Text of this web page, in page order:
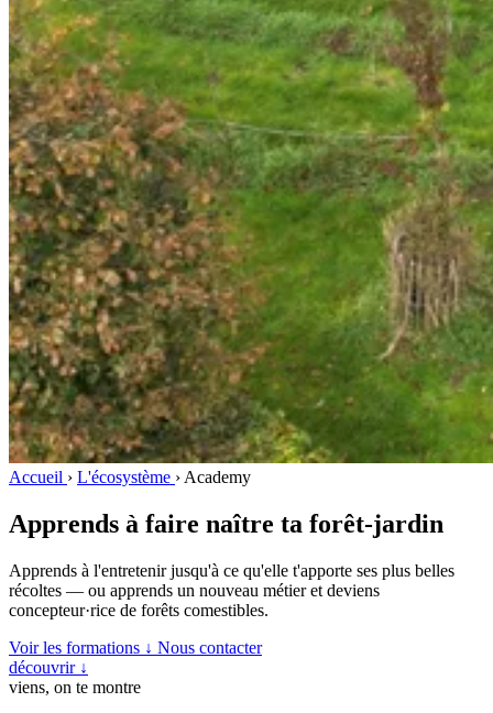
Accueil › L'écosystème › Academy
Apprends à faire naître ta forêt-jardin
Apprends à l'entretenir jusqu'à ce qu'elle t'apporte ses plus belles
récoltes — ou apprends un nouveau métier et deviens
concepteur·rice de forêts comestibles.
Voir les formations ↓ Nous contacter
découvrir ↓
viens, on te montre